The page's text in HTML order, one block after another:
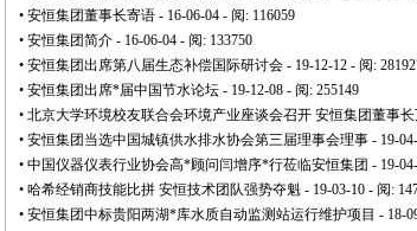
• 安恒集团董事长寄语 - 16-06-04 - 阅: 116059
• 安恒集团简介 - 16-06-04 - 阅: 133750
• 安恒集团出席第八届生态补偿国际研讨会 - 19-12-12 - 阅:
• 安恒集团出席*届中国节水论坛 - 19-12-08 - 阅: 255149
• 北京大学环境校友联合会环境产业座谈会召开 安恒集团董事
• 安恒集团当选中国城镇供水排水协会第三届理事会理事 - 19-
• 中国仪器仪表行业协会高*顾问闫增序*行莅临安恒集团 - 19-
• 哈希经销商技能比拼 安恒技术团队强势夺魁 - 19-03-10 - 阅:
• 安恒集团中标贵阳两湖*库水质自动监测站运行维护项目 - 18-